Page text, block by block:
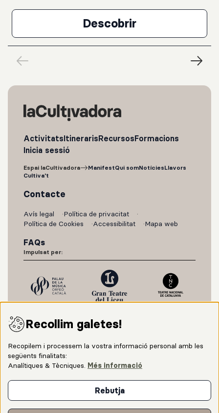
Descobrir
L’AUDITORI PLAY
ActivitatsItinerarisRecursosFormacions
Inicia sessió
Espai laCultivadora ManifestQui somNotíciesLlavors
Cultiva't
Contacte
Avís legal
Política de privacitat
Política de Cookies
Accessibilitat Mapa web
FAQs
Impulsat per:
Recollim galetes!
Recopilem i processem la vostra informació personal amb les
següents finalitats:
Analítiques & Tècniques. Més informació
Rebutja